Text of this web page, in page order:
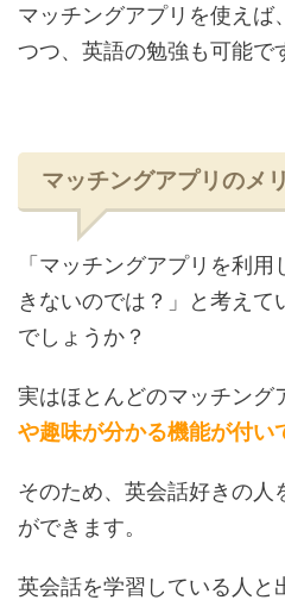
マッチングアプリを使えば
つつ、英語の勉強も可能で
マッチングアプリのメ
「マッチングアプリを利
きないのでは？」と考え
でしょうか？
実はほとんどのマッチング
や趣味が分かる機能が付い
そのため、英会話好きの人
ができます。
英会話を学習している人と